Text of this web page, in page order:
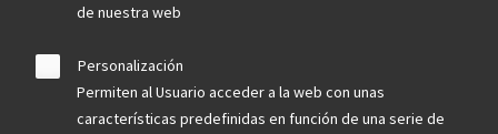
de nuestra web
Personalización
Permiten al Usuario acceder a la web con unas
características predefinidas en función de una serie de